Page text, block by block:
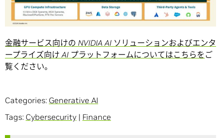
金融サービス向けの NVIDIA AI ソリューションおよびエンタ
ープライズ向け AI プラットフォームについてはこちらを ご
覧ください。
Categories: Generative AI
Tags: Cybersecurity | Finance